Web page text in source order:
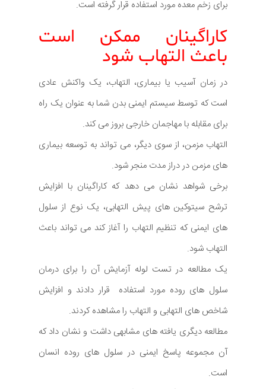
برای زخم معده مورد استفاده قرار گرفته است.
کاراگینان ممکن است
باعث التهاب شود
در زمان آسیب یا بیماری، التهاب، یک واکنش عادی
است که توسط سیستم ایمنی بدن شما به عنوان یک راه
برای مقابله با مهاجمان خارجی بروز می کند.
التهاب مزمن، از سوی دیگر، می تواند به توسعه بیماری
های مزمن در دراز مدت منجر شود.
برخی شواهد نشان می دهد که کاراگینان با افزایش
ترشح سیتوکین های پیش التهابی، یک نوع از سلول
های ایمنی که تنظیم التهاب را آغاز کند می تواند باعث
التهاب شود.
یک مطالعه در تست لوله آزمایش آن را برای درمان
سلول های روده مورد استفاده قرار دادند و افزایش
شاخص های التهابی و التهاب را مشاهده کردند.
مطالعه دیگری یافته های مشابهی داشت و نشان داد که
آن مجموعه پاسخ ایمنی در سلول های روده انسان
است.